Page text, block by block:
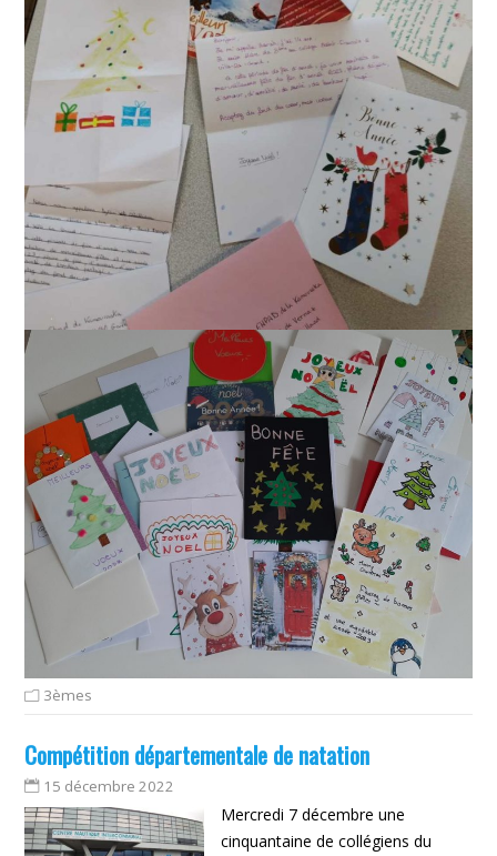
3èmes
Compétition départementale de natation
15 décembre 2022
Mercredi 7 décembre une
cinquantaine de collégiens du